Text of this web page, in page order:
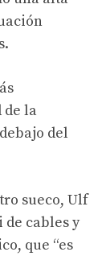
de la
del
sueco, Ulf
de cables y
que “es